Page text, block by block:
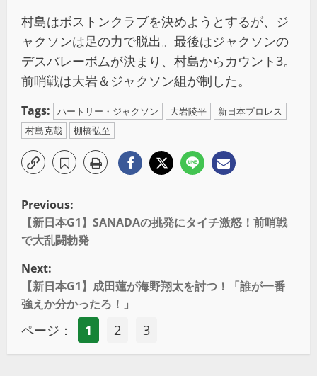
村島はボストンクラブを決めようとするが、ジ
ャクソンは足の力で脱出。最後はジャクソンの
デスバレーボムが決まり、村島からカウント3。
前哨戦は大岩＆ジャクソン組が制した。
Tags: ハートリー・ジャクソン 大岩陵平
新日本プロレス
村島克哉
棚橋弘至
Previous:
【新日本G1】SANADAの挑発にタイチ激怒！前哨戦
で大乱闘勃発
Next:
【新日本G1】成田蓮が海野翔太を討つ！「誰が一番
強えか分かったろ！」
ページ： 1 2 3